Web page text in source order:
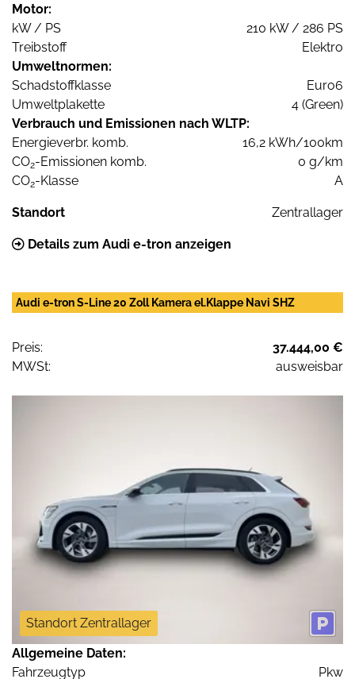
Motor:
kW / PS
210 kW / 286 PS
Treibstoff
Elektro
Umweltnormen:
Schadstoffklasse
Euro6
Umweltplakette
4 (Green)
Verbrauch und Emissionen nach WLTP:
Energieverbr. komb.
16,2 kWh/100km
CO2-Emissionen komb.
0 g/km
CO2-Klasse A
Standort Zentrallager
Details zum Audi e-tron anzeigen
Audi e-tron S-Line 20 Zoll Kamera el.Klappe Navi SHZ
Preis:
37.444,00 €
MWSt:
ausweisbar
Standort Zentrallager
Allgemeine Daten:
Fahrzeugtyp
Pkw